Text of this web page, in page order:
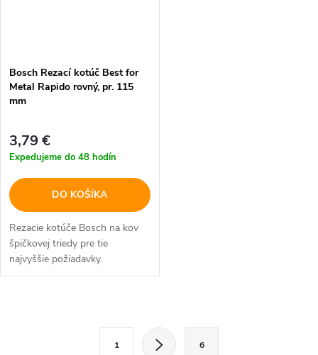
Bosch Rezací kotúč Best for
Metal Rapido rovný, pr. 115
mm
3,79 €
Expedujeme do 48 hodín
DO KOŠÍKA
Rezacie kotúče Bosch na kov
špičkovej triedy pre tie
najvyššie požiadavky.
1 6